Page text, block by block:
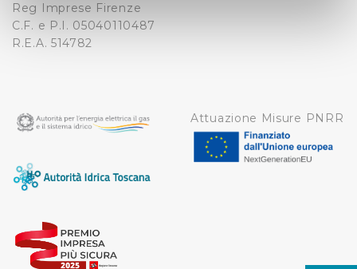
Identificare il tuo dispositivo, scansionandolo
attivamente alla ricerca di caratteristiche specifiche
(impronte digitali).
modificare o ritirare il tuo consenso in qualsiasi momento
dalla Dichiarazione sui cookie.
Utilizziamo dei cookie tecnici necessari per rendere
fruibile il sito web abilitandone funzionalità di base quali
protette. In linea con le preferenze manifestate
dall’Utente e con i consensi dallo stesso prestati, i
cookie possono essere inoltre utilizzati per analizzare il
Reg Imprese Firenze
C.F. e P.I. 05040110487
R.E.A. 514782
Attuazione Misure PNRR